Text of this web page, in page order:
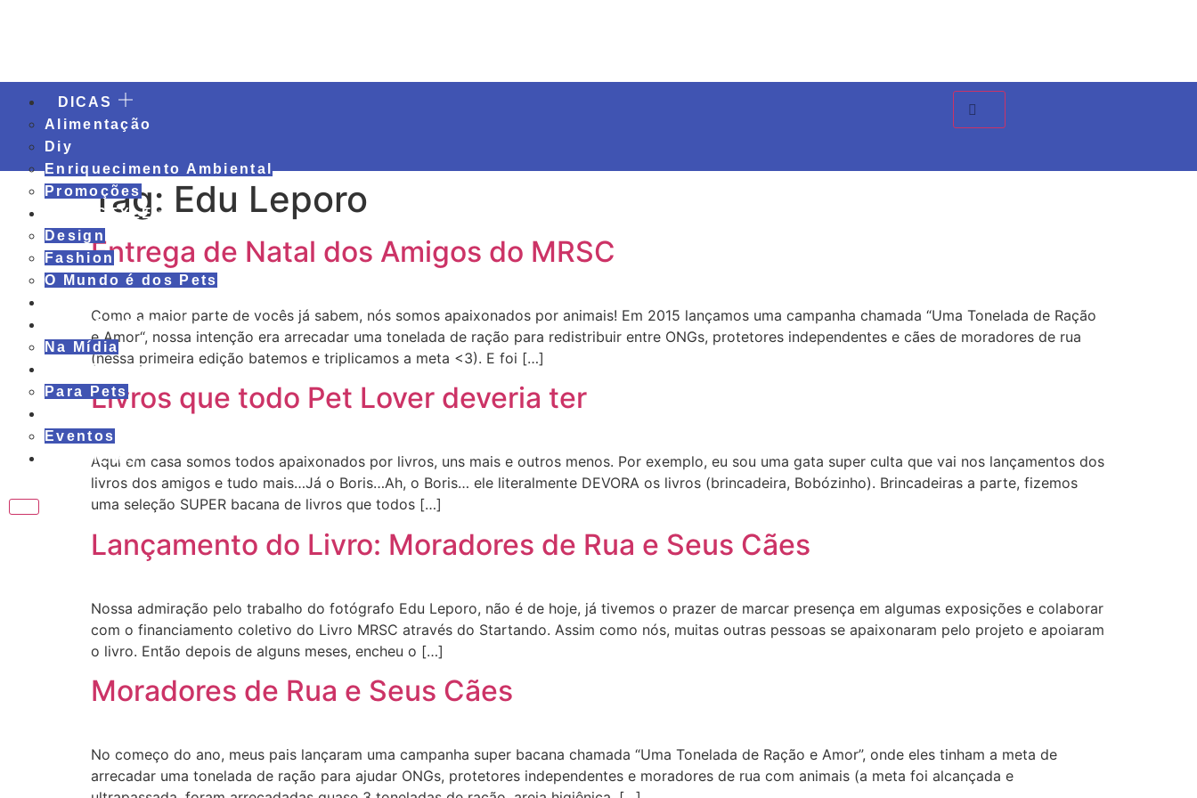
DICAS
Alimentação
Diy
Enriquecimento Ambiental
Promoções
LIFESTYLE
Design
Fashion
O Mundo é dos Pets
NOSSA CASA
Na Mídia
DIVERSÃO
Para Pets
Eventos
REVIEWS
Tag: Edu Leporo
Entrega de Natal dos Amigos do MRSC
Como a maior parte de vocês já sabem, nós somos apaixonados por animais! Em 2015 lançamos uma campanha chamada “Uma Tonelada de Ração
e Amor“, nossa intenção era arrecadar uma tonelada de ração para redistribuir entre ONGs, protetores independentes e cães de moradores de rua
(nessa primeira edição batemos e triplicamos a meta <3). E foi […]
Livros que todo Pet Lover deveria ter
Aqui em casa somos todos apaixonados por livros, uns mais e outros menos. Por exemplo, eu sou uma gata super culta que vai nos lançamentos dos
livros dos amigos e tudo mais…Já o Boris…Ah, o Boris… ele literalmente DEVORA os livros (brincadeira, Bobózinho). Brincadeiras a parte, fizemos
uma seleção SUPER bacana de livros que todos […]
Lançamento do Livro: Moradores de Rua e Seus Cães
Nossa admiração pelo trabalho do fotógrafo Edu Leporo, não é de hoje, já tivemos o prazer de marcar presença em algumas exposições e colaborar
com o financiamento coletivo do Livro MRSC através do Startando. Assim como nós, muitas outras pessoas se apaixonaram pelo projeto e apoiaram
o livro. Então depois de alguns meses, encheu o […]
Moradores de Rua e Seus Cães
No começo do ano, meus pais lançaram uma campanha super bacana chamada “Uma Tonelada de Ração e Amor”, onde eles tinham a meta de
arrecadar uma tonelada de ração para ajudar ONGs, protetores independentes e moradores de rua com animais (a meta foi alcançada e